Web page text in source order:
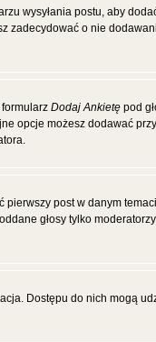
wysyłania postu, aby
zadecydować o nie
Dodaj Ankietę pod
opcje możesz dodawać
post w danym
głosy tylko
Dostępu do nich mogą